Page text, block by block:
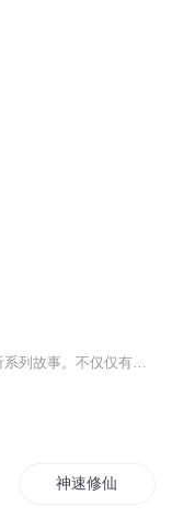
神速修仙